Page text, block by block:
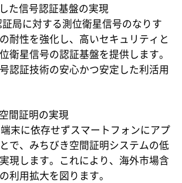
た信号認証基盤の実現
局に対する測位衛星信号のなりす
耐性を強化し、高いセキュリティと
衛星信号の認証基盤を提供します。
認証技術の安心かつ安定した利活用
間証明の実現
末に依存せずスマートフォンにアプ
で、みちびき空間証明システムの低
現します。これにより、海外市場含
利用拡大を図ります。